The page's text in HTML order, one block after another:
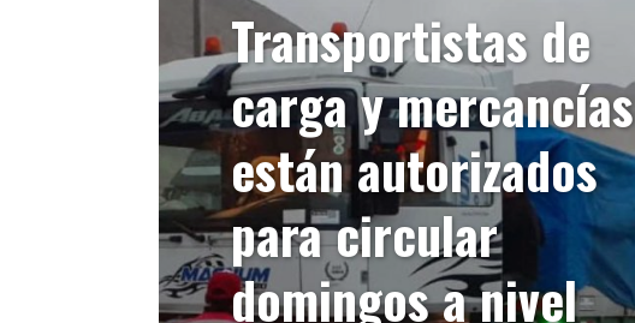
Transportistas de
carga y mercancías
están autorizados
para circular
domingos a nivel